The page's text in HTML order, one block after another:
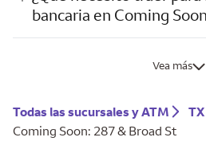
bancaria en Coming
Vea más
Todas las sucursales y ATM TX
Coming Soon: 287 & Broad St